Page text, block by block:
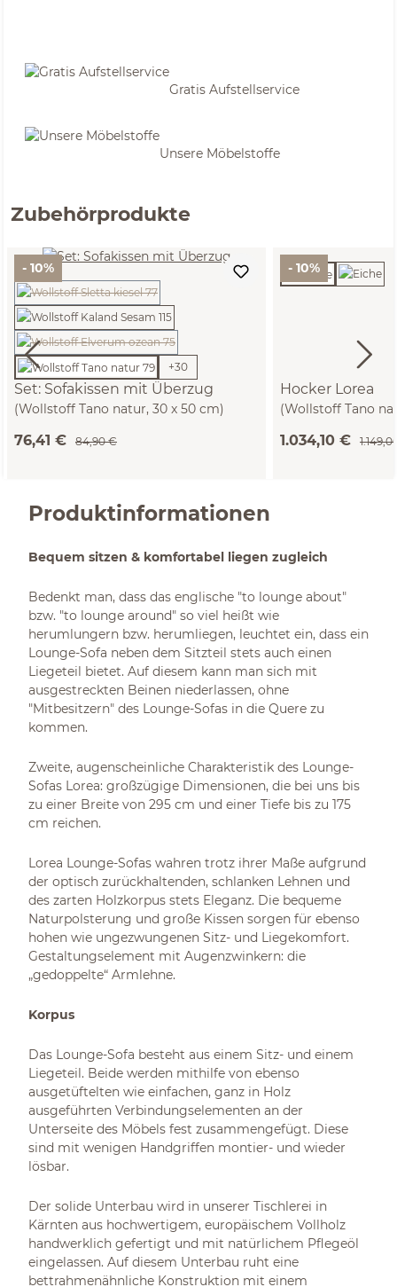
Gratis Aufstellservice
Unsere Möbelstoffe
Zubehörprodukte
- 10%
Set: Sofakissen mit Überzug
(Wollstoff Tano natur, 30 x 50 cm)
+30
76,41 € 84,90 €
- 10%
Hocker Lorea
(Wollstoff Tano
1.034,10 €
Produktinformationen
Bequem sitzen & komfortabel liegen zugleich
Bedenkt man, dass das englische "to lounge about"
bzw. "to lounge around" so viel heißt wie
herumlungern bzw. herumliegen, leuchtet ein, dass ein
Lounge-Sofa neben dem Sitzteil stets auch einen
Liegeteil bietet. Auf diesem kann man sich mit
ausgestreckten Beinen niederlassen, ohne
"Mitbesitzern" des Lounge-Sofas in die Quere zu
kommen.
Zweite, augenscheinliche Charakteristik des Lounge-
Sofas Lorea: großzügige Dimensionen, die bei uns bis
zu einer Breite von 295 cm und einer Tiefe bis zu 175
cm reichen.
Lorea Lounge-Sofas wahren trotz ihrer Maße aufgrund
der optisch zurückhaltenden, schlanken Lehnen und
des zarten Holzkorpus stets Eleganz. Die bequeme
Naturpolsterung und große Kissen sorgen für ebenso
hohen wie ungezwungenen Sitz- und Liegekomfort.
Gestaltungselement mit Augenzwinkern: die
„gedoppelte“ Armlehne.
Korpus
Das Lounge-Sofa besteht aus einem Sitz- und einem
Liegeteil. Beide werden mithilfe von ebenso
ausgetüftelten wie einfachen, ganz in Holz
ausgeführten Verbindungselementen an der
Unterseite des Möbels fest zusammengefügt. Diese
sind mit wenigen Handgriffen montier- und wieder
lösbar.
Der solide Unterbau wird in unserer Tischlerei in
Kärnten aus hochwertigem, europäischem Vollholz
handwerklich gefertigt und mit natürlichem Pflegeöl
eingelassen. Auf diesem Unterbau ruht eine
bettrahmenähnliche Konstruktion mit einem